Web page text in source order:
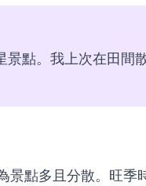
點。我上次在田間
景點多且分散。旺季